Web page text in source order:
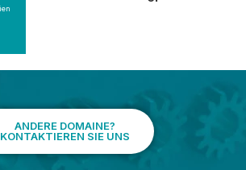
ANDERE DOMAINE?
KONTAKTIEREN SIE UNS